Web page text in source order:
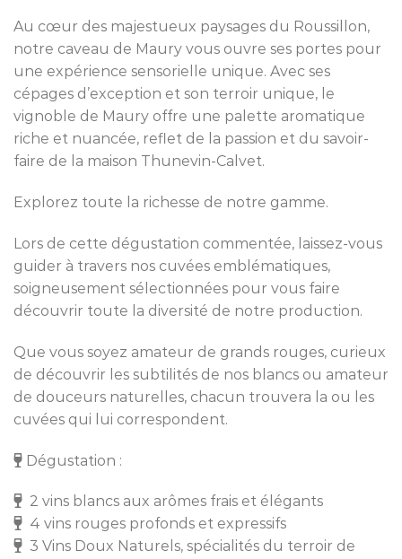
Au cœur des majestueux paysages du Roussillon,
notre caveau de Maury vous ouvre ses portes pour
une expérience sensorielle unique. Avec ses
cépages d’exception et son terroir unique, le
vignoble de Maury offre une palette aromatique
riche et nuancée, reflet de la passion et du savoir-
faire de la maison Thunevin-Calvet.
Explorez toute la richesse de notre gamme.
Lors de cette dégustation commentée, laissez-vous
guider à travers nos cuvées emblématiques,
soigneusement sélectionnées pour vous faire
découvrir toute la diversité de notre production.
Que vous soyez amateur de grands rouges, curieux
de découvrir les subtilités de nos blancs ou amateur
de douceurs naturelles, chacun trouvera la ou les
cuvées qui lui correspondent.
Dégustation :
2 vins blancs aux arômes frais et élégants
4 vins rouges profonds et expressifs
3 Vins Doux Naturels, spécialités du terroir de